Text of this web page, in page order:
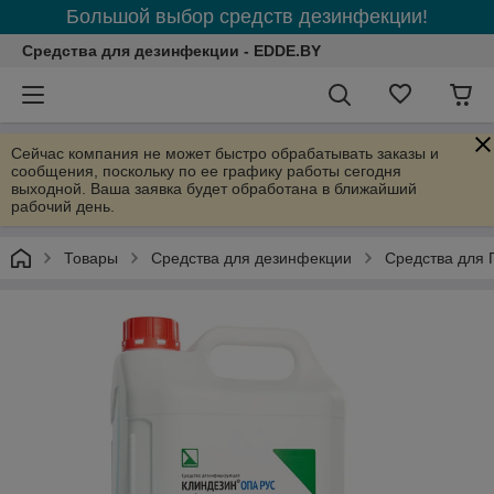
Большой выбор средств дезинфекции!
Средства для дезинфекции - EDDE.BY
Сейчас компания не может быстро обрабатывать заказы и
сообщения, поскольку по ее графику работы сегодня
выходной. Ваша заявка будет обработана в ближайший
рабочий день.
Товары Средства для дезинфекции Средства для